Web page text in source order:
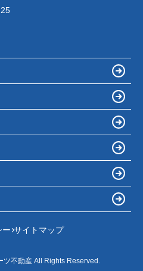
ー サイトマップ
不動産 All Rights Reserved.